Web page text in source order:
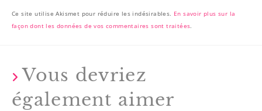
Ce site utilise Akismet pour réduire les indésirables. En savoir plus sur la
façon dont les données de vos commentaires sont traitées.
Vous devriez
également aimer